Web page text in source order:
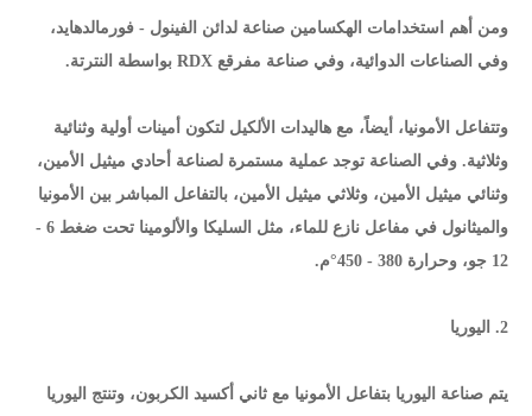
ومن أهم استخدامات الهكسامين صناعة لدائن الفينول - فورمالدهايد،
وفي الصناعات الدوائية، وفي صناعة مفرقع RDX بواسطة النترتة.
وتتفاعل الأمونيا، أيضاً، مع هاليدات الألكيل لتكون أمينات أولية وثنائية
وثلاثية. وفي الصناعة توجد عملية مستمرة لصناعة أحادي ميثيل الأمين،
وثنائي ميثيل الأمين، وثلاثي ميثيل الأمين، بالتفاعل المباشر بين الأمونيا
والميثانول في مفاعل نازع للماء، مثل السليكا والألومينا تحت ضغط 6 -
12 جو، وحرارة 380 - 450°م.
2. اليوريا
يتم صناعة اليوريا بتفاعل الأمونيا مع ثاني أكسيد الكربون، وتنتج اليوريا